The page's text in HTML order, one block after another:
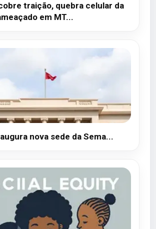
traição, quebra celular da
em MT...
nova sede da Sema...